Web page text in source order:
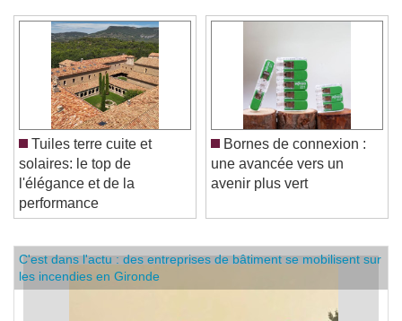
Tuiles terre cuite et
solaires: le top de
l'élégance et de la
performance
Bornes de connexion :
une avancée vers un
avenir plus vert
C'est dans l'actu : des entreprises de bâtiment se mobilisent sur
les incendies en Gironde